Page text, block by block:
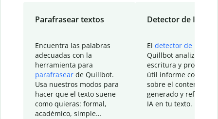
Parafrasear textos
Encuentra las palabras
adecuadas con la
herramienta para
parafrasear de Quillbot.
Usa nuestros modos para
hacer que el texto suene
como quieras: formal,
académico, simple…
Detector de IA
El detector de IA
Quillbot analiza tu
escritura y
útil informe con
sobre el contenido
generado y refinado
IA en tu texto.